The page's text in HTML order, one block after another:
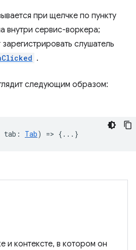
при щелчке по пункту
внутри сервис-воркера;
слушатель
.
следующим образом:
tab : Tab) => {...}
и контексте, в котором он